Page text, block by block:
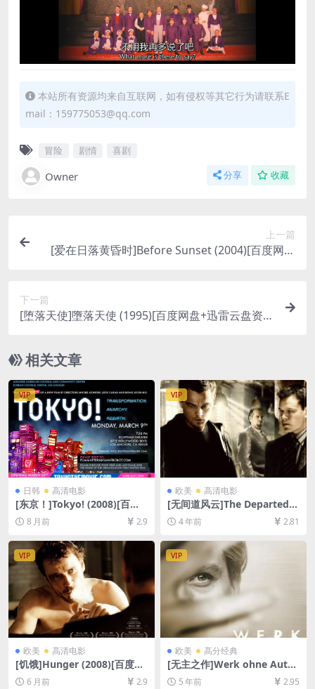
本站所有资源均来自互联网，如有侵权等其它行为请联系E
mail：159775053@qq.com
冒险 剧情 喜剧
Owner 分享 收藏
上一篇
[爱在日落黄昏时]Before Sunset (2004)[百度网盘
下一篇
[堕落天使]墮落天使 (1995)[百度网盘+迅雷云盘资源
相关文章
VIP
日韩 高清电影
[东京！]Tokyo! (2008)[百度
网盘+夸克网盘1080P超清未
删减资源][网盘在线播放/下
8 月前 2.9
VIP
欧美 高清电影
[无间道风云]The Departed
(2006)[百度网盘+迅雷云盘资
源1080P超清未删减][MP4/9
4 年前 2.81
VIP
欧美 高清电影
[饥饿]Hunger (2008)[百度网
盘+夸克网盘1080P超清未删
6 月前 2.9
VIP
欧美 高分经典
[无主之作]Werk ohne Autor
(2018)完整版[百度网盘+夸克
5 年前 2.95